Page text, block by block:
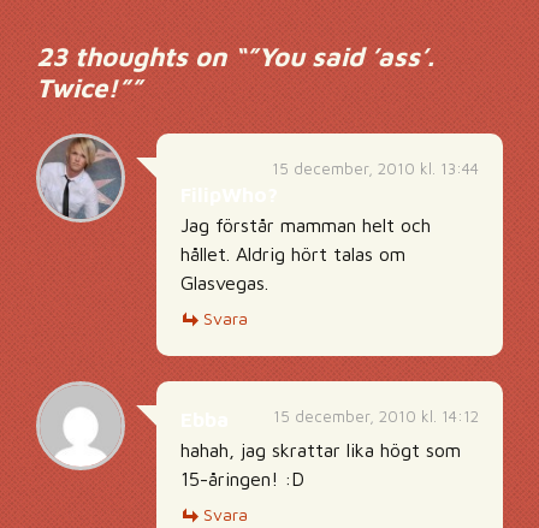
23 thoughts on “”You said ’ass’.
Twice!””
15 december, 2010 kl. 13:44
Jag förstår mamman helt och
hållet. Aldrig hört talas om
Glasvegas.
Svara
15 december, 2010 kl. 14:12
hahah, jag skrattar lika högt som
15-åringen! :D
Svara